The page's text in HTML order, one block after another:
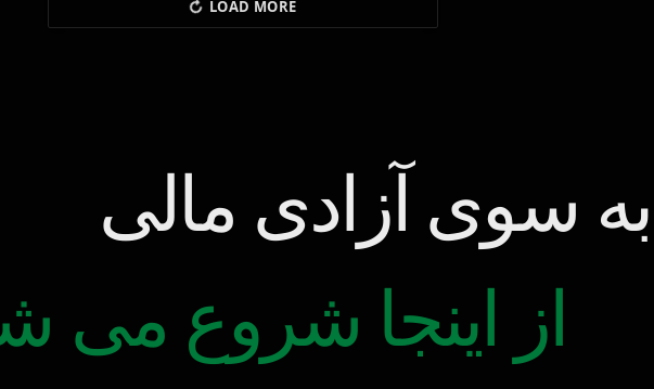
LOAD MORE
سوی آزادی مالی
از اینجا شروع می